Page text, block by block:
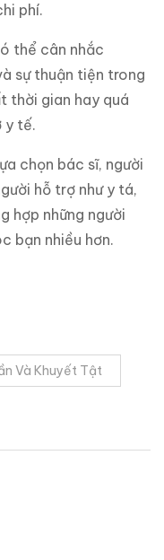
phí.
thể cân nhắc
sự thuận tiện trong
thời gian hay quá
y tế.
chọn bác sĩ, người
hỗ trợ như y tá,
hợp những người
bạn nhiều hơn.
Và Khuyết Tật